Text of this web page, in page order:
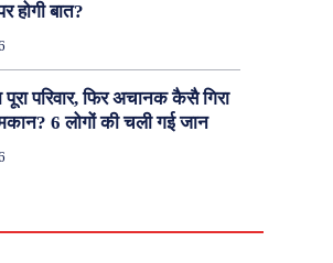
होगी बात?
पूरा परिवार, फिर अचानक कैसै गिरा
6 लोगों की चली गई जान